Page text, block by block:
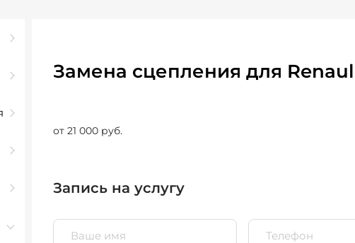
Замена сцепления для
от 21 000 руб.
Запись на услугу